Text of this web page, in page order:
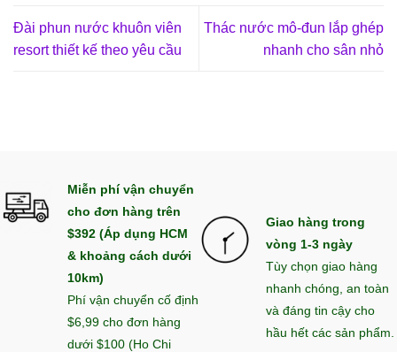
Đài phun nước khuôn viên
resort thiết kế theo yêu cầu
Thác nước mô-đun lắp ghép
nhanh cho sân nhỏ
Miễn phí vận chuyển
cho đơn hàng trên
$392 (Áp dụng HCM
& khoảng cách dưới
10km)
Phí vận chuyển cố định
$6,99 cho đơn hàng
dưới $100 (Ho Chi
Giao hàng trong
vòng 1-3 ngày
Tùy chọn giao hàng
nhanh chóng, an toàn
và đáng tin cậy cho
hầu hết các sản phẩm.